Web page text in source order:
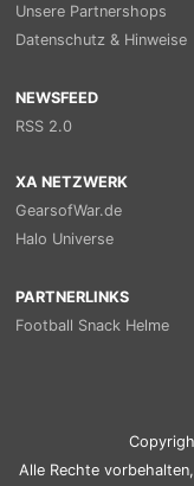
Unsere Partnershops
Datenschutz & Hinweise
NEWSFEED
RSS 2.0
XA NETZWERK
GearsofWar.de
Halo Universe
PARTNERLINKS
Football Snack Helme
Alle Rechte